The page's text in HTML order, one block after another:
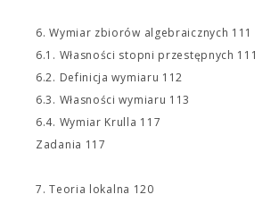
6. Wymiar zbiorów algebraicznych 111
6.1. Własności stopni przestępnych 111
6.2. Definicja wymiaru 112
6.3. Własności wymiaru 113
6.4. Wymiar Krulla 117
Zadania 117
7. Teoria lokalna 120